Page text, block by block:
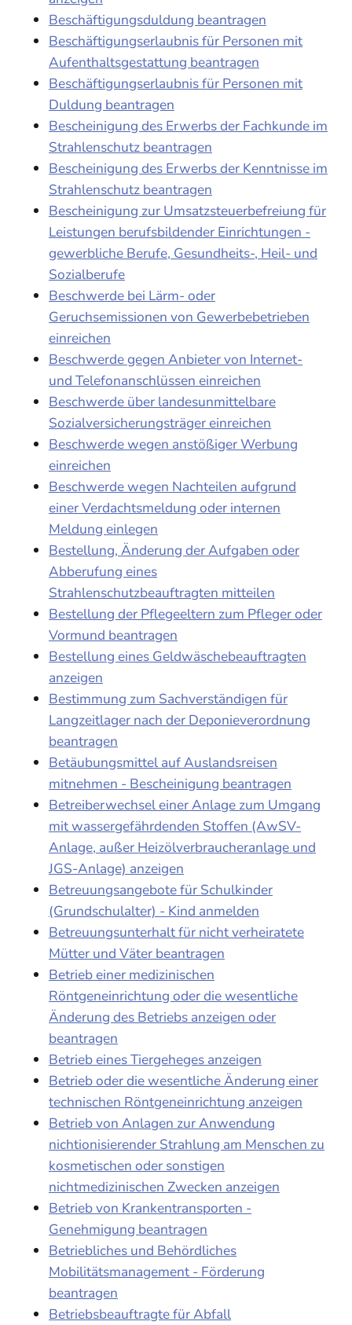
Beschäftigungsduldung beantragen
Beschäftigungserlaubnis für Personen mit
Aufenthaltsgestattung beantragen
Beschäftigungserlaubnis für Personen mit
Duldung beantragen
Bescheinigung des Erwerbs der Fachkunde im
Strahlenschutz beantragen
Bescheinigung des Erwerbs der Kenntnisse im
Strahlenschutz beantragen
Bescheinigung zur Umsatzsteuerbefreiung für
Leistungen berufsbildender Einrichtungen -
gewerbliche Berufe, Gesundheits-, Heil- und
Sozialberufe
Beschwerde bei Lärm- oder
Geruchsemissionen von Gewerbebetrieben
einreichen
Beschwerde gegen Anbieter von Internet-
und Telefonanschlüssen einreichen
Beschwerde über landesunmittelbare
Sozialversicherungsträger einreichen
Beschwerde wegen anstößiger Werbung
einreichen
Beschwerde wegen Nachteilen aufgrund
einer Verdachtsmeldung oder internen
Meldung einlegen
Bestellung, Änderung der Aufgaben oder
Abberufung eines
Strahlenschutzbeauftragten mitteilen
Bestellung der Pflegeeltern zum Pfleger oder
Vormund beantragen
Bestellung eines Geldwäschebeauftragten
anzeigen
Bestimmung zum Sachverständigen für
Langzeitlager nach der Deponieverordnung
beantragen
Betäubungsmittel auf Auslandsreisen
mitnehmen - Bescheinigung beantragen
Betreiberwechsel einer Anlage zum Umgang
mit wassergefährdenden Stoffen (AwSV-
Anlage, außer Heizölverbraucheranlage und
JGS-Anlage) anzeigen
Betreuungsangebote für Schulkinder
(Grundschulalter) - Kind anmelden
Betreuungsunterhalt für nicht verheiratete
Mütter und Väter beantragen
Betrieb einer medizinischen
Röntgeneinrichtung oder die wesentliche
Änderung des Betriebs anzeigen oder
beantragen
Betrieb eines Tiergeheges anzeigen
Betrieb oder die wesentliche Änderung einer
technischen Röntgeneinrichtung anzeigen
Betrieb von Anlagen zur Anwendung
nichtionisierender Strahlung am Menschen zu
kosmetischen oder sonstigen
nichtmedizinischen Zwecken anzeigen
Betrieb von Krankentransporten -
Genehmigung beantragen
Betriebliches und Behördliches
Mobilitätsmanagement - Förderung
beantragen
Betriebsbeauftragte für Abfall